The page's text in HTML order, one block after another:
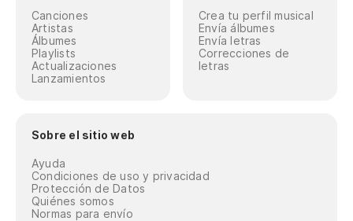
Canciones
Artistas
Álbumes
Playlists
Actualizaciones
Lanzamientos
Crea tu perfil musical
Envía álbumes
Envía letras
Correcciones de
letras
Sobre el sitio web
Ayuda
Condiciones de uso y privacidad
Protección de Datos
Quiénes somos
Normas para envío